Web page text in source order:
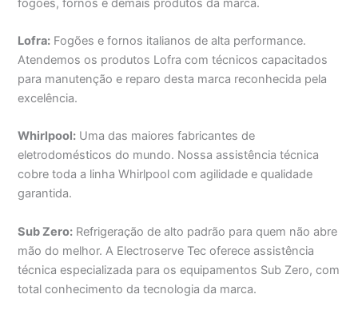
fogões, fornos e demais produtos da marca.
Lofra: Fogões e fornos italianos de alta performance.
Atendemos os produtos Lofra com técnicos capacitados
para manutenção e reparo desta marca reconhecida pela
excelência.
Whirlpool: Uma das maiores fabricantes de
eletrodomésticos do mundo. Nossa assistência técnica
cobre toda a linha Whirlpool com agilidade e qualidade
garantida.
Sub Zero: Refrigeração de alto padrão para quem não abre
mão do melhor. A Electroserve Tec oferece assistência
técnica especializada para os equipamentos Sub Zero, com
total conhecimento da tecnologia da marca.